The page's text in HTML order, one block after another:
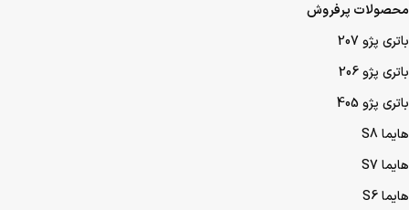
محصولات پرفروش
باتری پژو 207
باتری پژو 206
باتری پژو 405
هایما S8
هایما S7
هایما S6